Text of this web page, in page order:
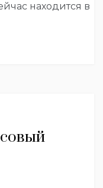
находится в